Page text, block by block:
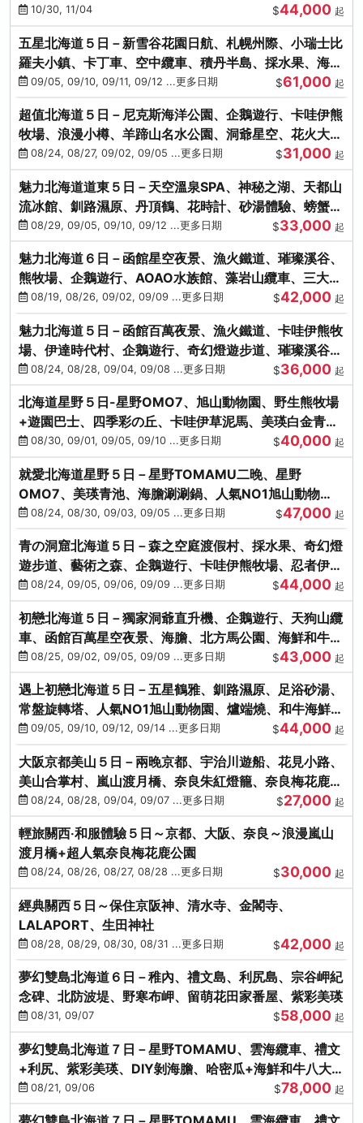
千歲)
10/30, 11/04 $44,000 起
五星北海道５日－新雪谷花園日航、札幌州際、小瑞士比
羅夫小鎮、卡丁車、空中纜車、積丹半島、採水果、海鮮
和牛螃蟹放題
09/05, 09/10, 09/11, 09/12 ...更多日期 $61,000 起
超值北海道５日－尼克斯海洋公園、企鵝遊行、卡哇伊熊
牧場、浪漫小樽、羊蹄山名水公園、洞爺星空、花火大
會、螃蟹懷石料理
08/24, 08/27, 09/02, 09/05 ...更多日期 $31,000 起
魅力北海道道東５日－天空溫泉SPA、神秘之湖、天都山
流冰館、釧路濕原、丹頂鶴、花時計、砂湯體驗、螃蟹吃
到飽08/29, 09/05, 09/10, 09/12 ...更多日期 $33,000 起
魅力北海道６日－函館星空夜景、漁火鐵道、璀璨溪谷、
熊牧場、企鵝遊行、AOAO水族館、藻岩山纜車、三大螃
蟹吃到飽
08/19, 08/26, 09/02, 09/09 ...更多日期 $42,000 起
魅力北海道５日－函館百萬夜景、漁火鐵道、卡哇伊熊牧
場、伊達時代村、企鵝遊行、奇幻燈遊步道、璀璨溪谷、
人氣NO1小丑漢堡
08/24, 08/28, 09/04, 09/08 ...更多日期 $36,000 起
北海道星野５日-星野OMO7、旭山動物園、野生熊牧場
+遊園巴士、四季彩の丘、卡哇伊草泥馬、美瑛白金青
池、螃蟹吃到飽
08/30, 09/01, 09/05, 09/10 ...更多日期 $40,000 起
就愛北海道星野５日－星野TOMAMU二晚、星野
OMO7、美瑛青池、海膽涮涮鍋、人氣NO1旭山動物
園、海鮮和牛螃蟹吃到飽
08/24, 08/30, 09/03, 09/05 ...更多日期 $47,000 起
青の洞窟北海道５日－森之空庭渡假村、採水果、奇幻燈
遊步道、藝術之森、企鵝遊行、卡哇伊熊牧場、忍者伊達
時代村、螃蟹吃到飽
08/24, 09/05, 09/06, 09/09 ...更多日期 $44,000 起
初戀北海道５日－獨家洞爺直升機、企鵝遊行、天狗山纜
車、函館百萬星空夜景、海膽、北方馬公園、海鮮和牛螃
蟹吃到飽
08/25, 09/02, 09/05, 09/09 ...更多日期 $43,000 起
遇上初戀北海道５日－五星鶴雅、釧路濕原、足浴砂湯、
常盤旋轉塔、人氣NO1旭山動物園、爐端燒、和牛海鮮螃
蟹吃到飽
09/05, 09/10, 09/12, 09/14 ...更多日期 $44,000 起
大阪京都美山５日－兩晚京都、宇治川遊船、花見小路、
美山合掌村、嵐山渡月橋、奈良朱紅燈籠、奈良梅花鹿、
流水瀑布電扶梯
08/24, 08/28, 09/04, 09/07 ...更多日期 $27,000 起
輕旅關西‧和服體驗５日～京都、大阪、奈良～浪漫嵐山
渡月橋+超人氣奈良梅花鹿公園
08/24, 08/26, 08/27, 08/28 ...更多日期 $30,000 起
經典關西５日～保住京阪神、清水寺、金閣寺、
LALAPORT、生田神社
08/28, 08/29, 08/30, 08/31 ...更多日期 $42,000 起
夢幻雙島北海道６日－稚內、禮文島、利尻島、宗谷岬紀
念碑、北防波堤、野寒布岬、留萌花田家番屋、紫彩美瑛
08/31, 09/07 $58,000 起
夢幻雙島北海道７日－星野TOMAMU、雲海纜車、禮文
+利尻、紫彩美瑛、DIY剝海膽、哈密瓜+海鮮和牛八大螃
蟹吃到飽
08/21, 09/06 $78,000 起